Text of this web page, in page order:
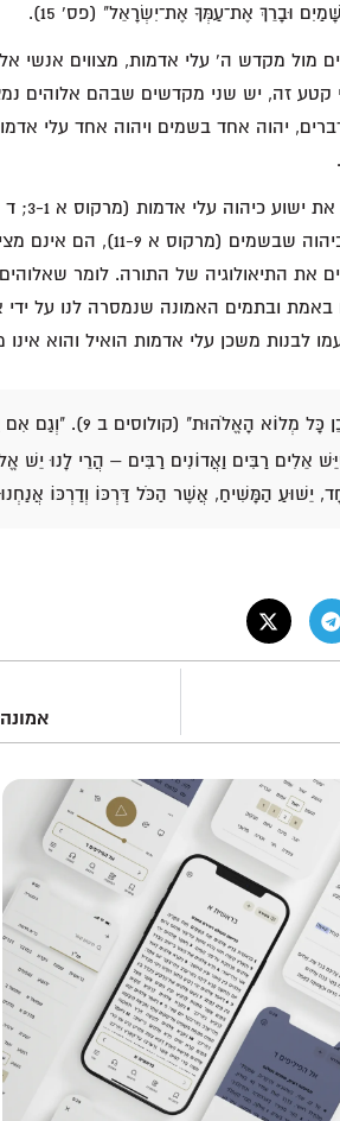
וּבָרֵךְ אֶת־עַמְּךָ אֶת־יִשְׂרָאֵל" (פס' 15).
מול מקדש ה' עלי אדמות, מצווים אנשי
קטע זה, יש שני מקדשים שבהם אלוהים
יהוה אחד בשמים ויהוה אחד עלי
9) ובו זמנית מאשרים את אמונתם
את התיאולוגיה של התורה. לומר
ובתמים האמונה שנמסרה לנו על ידי
לבנות משכן עלי אדמות הואיל והוא
כָּל מְלוֹא הָאֱלֹהוּת" (קולוסים ב 9).
"וְגַם אִם
אֵלִים רַבִּים וַאֲדוֹנִים רַבִּים – הֲרֵי לָנוּ יֵשׁ
יֵשׁוּעַ הַמָּשִׁיחַ, אֲשֶׁר הַכֹּל דַּרְכּוֹ וְדַרְכּוֹ אֲנַחְנוּ